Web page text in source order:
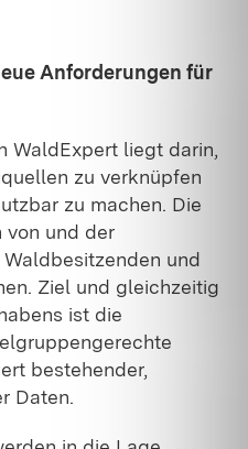
Anforderungen für
WaldExpert liegt darin,
zu verknüpfen
zu machen. Die
von und der
und
Ziel und gleichzeitig
ist die
bestehender,
Daten.